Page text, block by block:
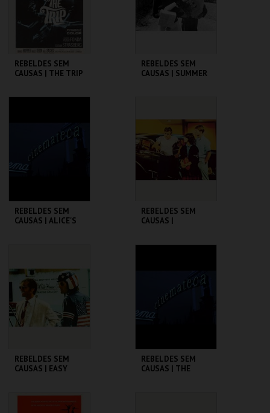
COMPRAR COMPRAR
REBELDES SEM
CAUSAS | THE TRIP
MAIS INFO
REBELDES SEM
CAUSAS | SUMMER
MAIS INFO
COMPRAR
REBELDES SEM
CAUSAS | ALICE'S
MAIS INFO
COMPRAR
REBELDES SEM
CAUSAS |
MAIS INFO
REBELDES SEM
CAUSAS | EASY
CINEMATECA
REBELDES SEM
CAUSAS | THE